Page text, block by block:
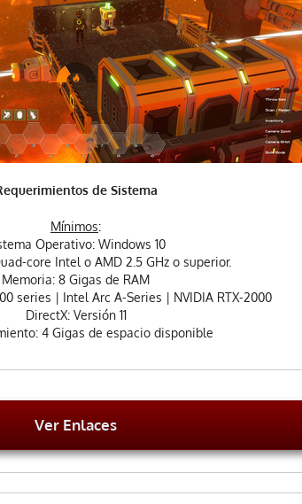
de Sistema
Mínimos:
Operativo: Windows 10
core Intel o AMD 2.5 GHz o superior.
Memoria: 8 Gigas de RAM
series | Intel Arc A-Series | NVIDIA RTX-2000
DirectX: Versión 11
4 Gigas de espacio disponible
Ver Enlaces